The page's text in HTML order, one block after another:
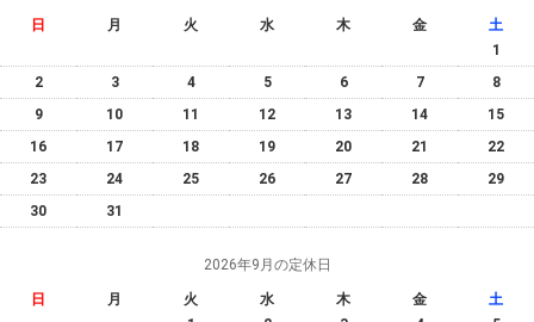
日 月 火 水 木 金
土
1
2
3 4 5 6 7
8
9
10 11 12 13 14
15
16
17 18 19 20 21
22
23
24 25 26 27 28
29
30
31
2026年9月の定休日
日 月 火 水 木 金
土